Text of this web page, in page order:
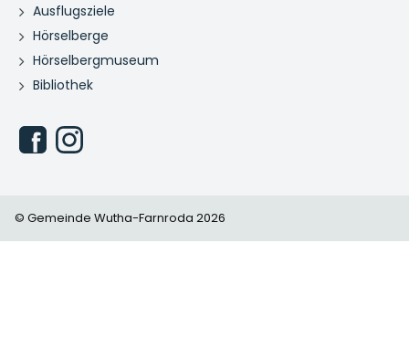
Ausflugsziele
Hörselberge
Hörselbergmuseum
Bibliothek
© Gemeinde Wutha-Farnroda 2026